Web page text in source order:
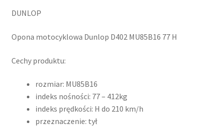
DUNLOP
Opona motocyklowa Dunlop D402 MU85B16 77 H
Cechy produktu:
rozmiar: MU85B16
indeks nośności: 77 – 412kg
indeks prędkości: H do 210 km/h
przeznaczenie: tył